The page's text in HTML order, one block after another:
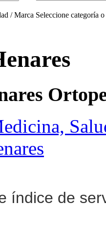
/ Marca Seleccione categoría
índice de